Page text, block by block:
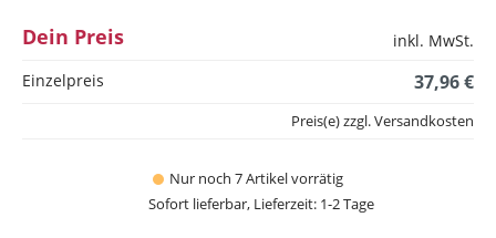
Dein Preis
inkl. MwSt.
Einzelpreis
37,96 €
Nur noch 7 Artikel vorrätig
Sofort lieferbar, Lieferzeit: 1-2 Tage
Preis(e) zzgl. Versandkosten